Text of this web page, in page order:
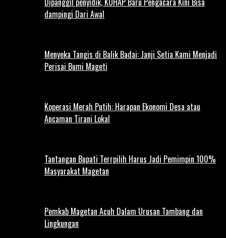
dampingi Dari Awal
Menyeka Tangis di Balik Badai: Janji Setia Kami Menjadi
Perisai Bumi Mageti
Koperasi Merah Putih: Harapan Ekonomi Desa atau
Ancaman Tirani Lokal
Tantangan Bupati Terrpilih Harus Jadi Pemimpin 100%
Masyarakat Magetan
Pemkab Magetan Acuh Dalam Urusan Tambang dan
Lingkungan